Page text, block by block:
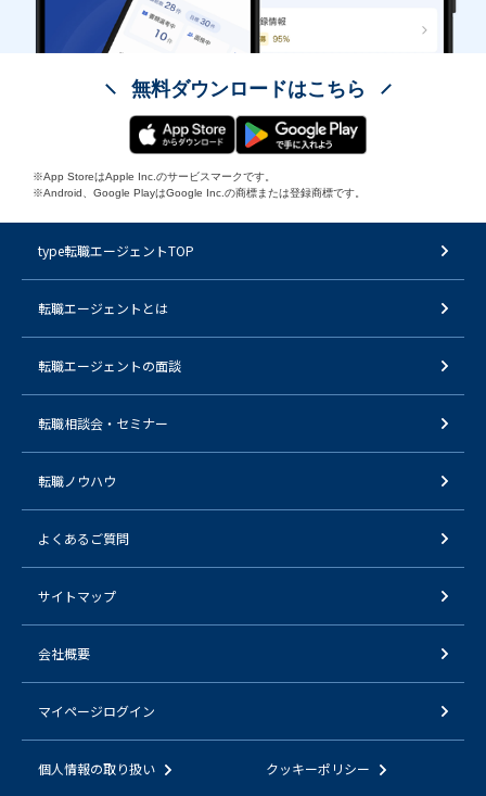
無料ダウンロードはこちら
※App StoreはApple Inc.のサービスマークです。
※Android、Google PlayはGoogle Inc.の商標または登録商標です。
type転職エージェントTOP
転職エージェントとは
転職エージェントの面談
転職相談会・セミナー
転職ノウハウ
よくあるご質問
サイトマップ
会社概要
マイページログイン
個人情報の取り扱い クッキーポリシー